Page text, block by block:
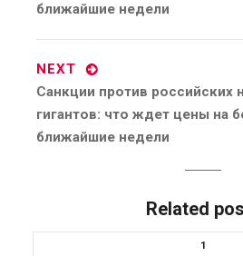
ближайшие недели
NEXT
Next
post:
Санкции против российских
гигантов: что ждет цены на
ближайшие недели
Related